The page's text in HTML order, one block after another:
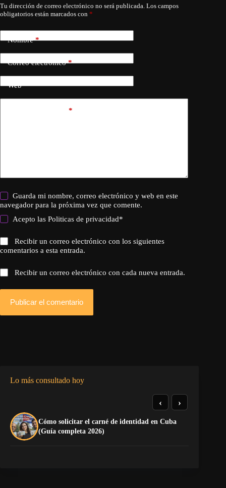
Tu dirección de correo electrónico no será publicada. Los campos
obligatorios están marcados con *
Nombre*
Correo electrónico*
Web
*
Guarda mi nombre, correo electrónico y web en este
navegador para la próxima vez que comente.
Acepto lasPoliticas de privacidad*
Recibir un correo electrónico con los siguientes
comentarios a esta entrada.
Recibir un correo electrónico con cada nueva entrada.
Publicar el comentario
Lo más consultado hoy
Cómo solicitar el carné de identidad en Cuba
(Guía completa 2026)
‹ ›